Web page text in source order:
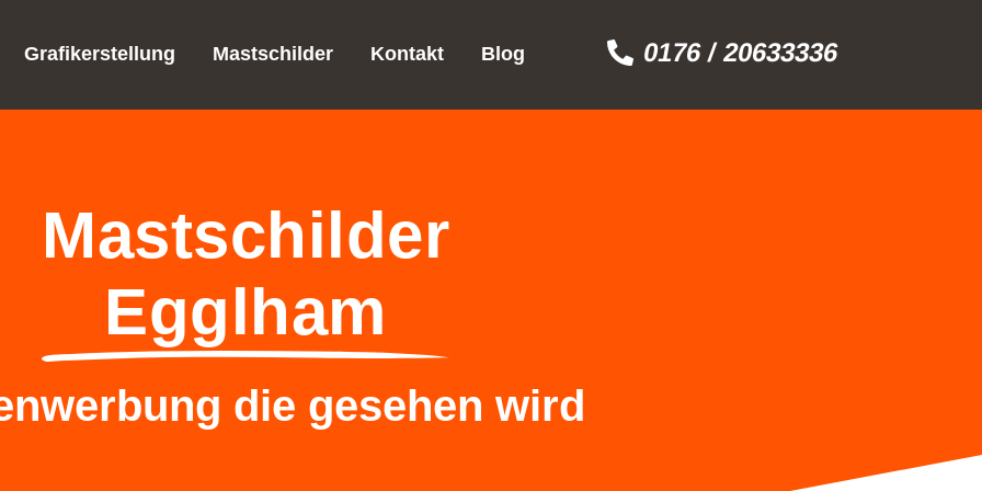
Grafikerstellung Mastschilder Kontakt Blog 0176 / 20633336
Mastschilder
Egglham
die gesehen wird